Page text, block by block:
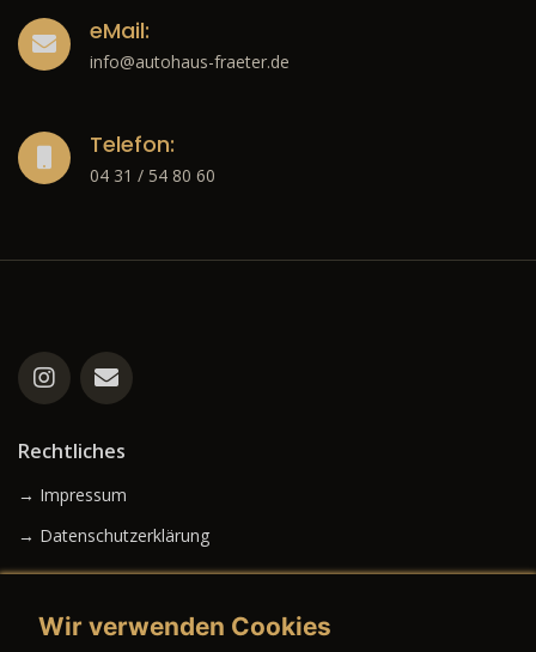
eMail:
info@autohaus-fraeter.de
Telefon:
04 31 / 54 80 60
Rechtliches
→ Impressum
→ Datenschutzerklärung
Wir verwenden Cookies